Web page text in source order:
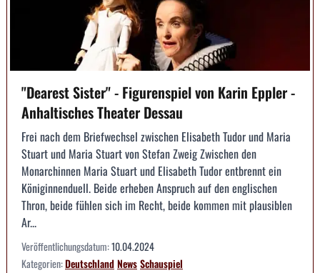
"Dearest Sister" - Figurenspiel von Karin Eppler -
Anhaltisches Theater Dessau
Frei nach dem Briefwechsel zwischen Elisabeth Tudor und Maria
Stuart und Maria Stuart von Stefan Zweig Zwischen den
Monarchinnen Maria Stuart und Elisabeth Tudor entbrennt ein
Königinnenduell. Beide erheben Anspruch auf den englischen
Thron, beide fühlen sich im Recht, beide kommen mit plausiblen
Ar...
Veröffentlichungsdatum:10.04.2024
Kategorien:DeutschlandNewsSchauspiel